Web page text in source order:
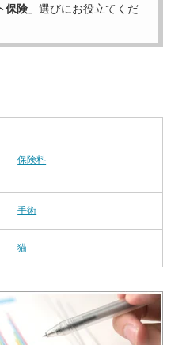
保険 」選びにお役立てくだ
保険料
手術
猫